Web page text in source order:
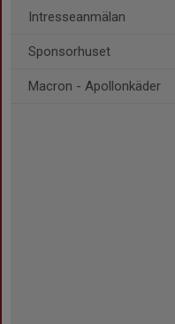
Intresseanmälan
Sponsorhuset
Macron - Apollonkäder